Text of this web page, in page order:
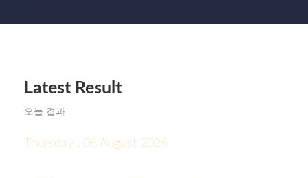
Latest Result
오늘 결과
Thursday , 06 August 2026